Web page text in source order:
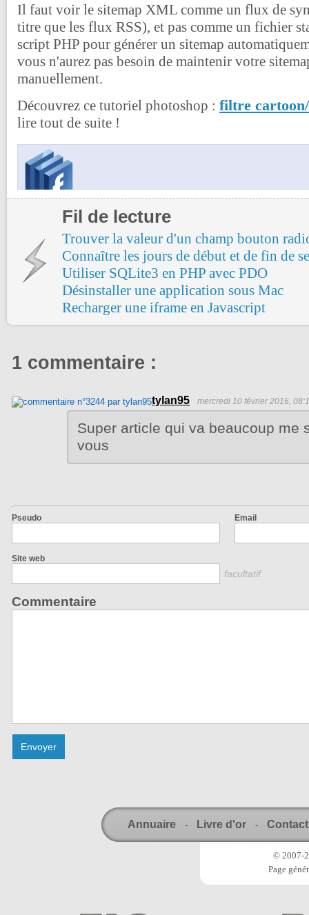
Il faut voir le sitemap XML comme un flux de
titre que les flux RSS), et pas comme un fichier
script PHP pour générer un sitemap
vous n'aurez pas besoin de maintenir votre
manuellement.
Découvrez ce tutoriel photoshop : filtre cartoon/
lire tout de suite !
Fil de lecture
Trouver la valeur d'un champ bouton
Connaître les jours de début et de fin de
Utiliser SQLite3 en PHP avec PDO
Désinstaller une application sous Mac
Recharger une iframe en Javascript
1 commentaire :
tylan95 mercredi 10 février 2016,
Super article qui va beaucoup me
vous
Pseudo Email
Site web
facultatif
Commentaire
Annuaire - Livre d'or - Contact
© 2007-
Page